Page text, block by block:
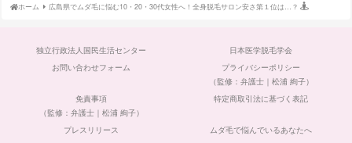
ック
ガーデンクリニックカルミア美肌クリニ
川崎中央クリニック京都ビューティーク
ホーム 広島県でムダ毛に悩む10・20・30代女性へ！全身脱毛サロン安さ第１位は…？
独立行政法人国民生活センター
日本医学脱毛学会
お問い合わせフォーム
プライバシーポリシー
（監修：弁護士｜松浦 絢子）
免責事項
（監修：弁護士｜松浦 絢子）
特定商取引法に基づく表記
プレスリリース
ムダ毛で悩んでいるあなたへ